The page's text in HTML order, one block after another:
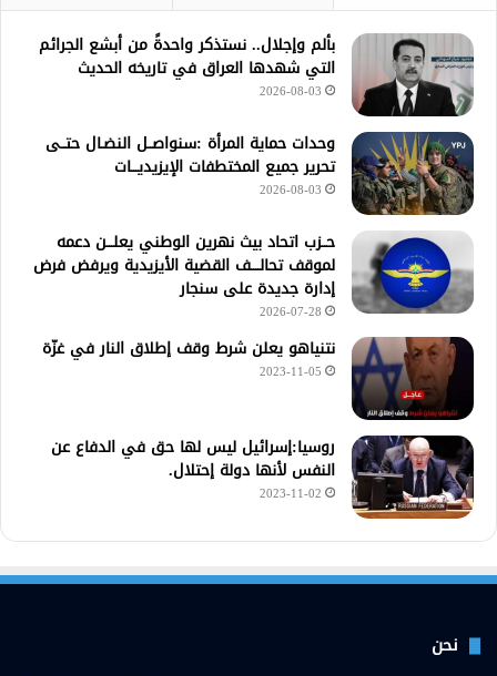
بألم وإجلال.. نستذكر واحدةً من أبشع الجرائم
التي شهدها العراق في تاريخه الحديث
2026-08-03
وحدات حماية المرأة :سنواصــل النضـال حتــى
تحرير جميع المختطفات الإيزيديـــات
2026-08-03
حــزب اتحاد بيث نهرين الوطني يعلـــن دعمه
لموقف تحالــــف القضية الأيزيدية ويرفض فرض
إدارة جديدة على سنجار
2026-07-28
نتنياهو يعلن شرط وقف إطلاق النار في غزّة
2023-11-05
روسيا:إسرائيل ليس لها حق في الدفاع عن
النفس لأنها دولة إحتلال.
2023-11-02
نحن